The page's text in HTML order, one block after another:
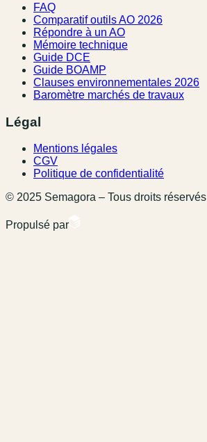
FAQ
Comparatif outils AO 2026
Répondre à un AO
Mémoire technique
Guide DCE
Guide BOAMP
Clauses environnementales 2026
Baromètre marchés de travaux
Légal
Mentions légales
CGV
Politique de confidentialité
© 2025 Semagora – Tous droits réservés
Propulsé par